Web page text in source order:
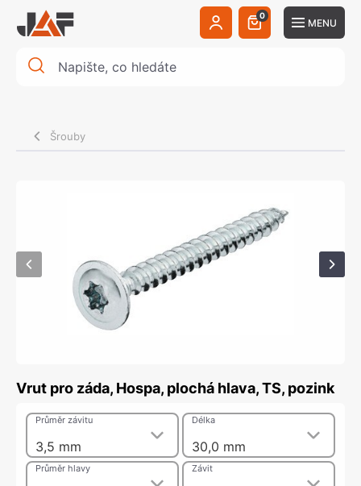
0
MENU
Šrouby
Vrut pro záda, Hospa, plochá hlava, TS, pozink
3,5 mm
Průměr závitu
30,0 mm
Délka
Průměr hlavy Závit